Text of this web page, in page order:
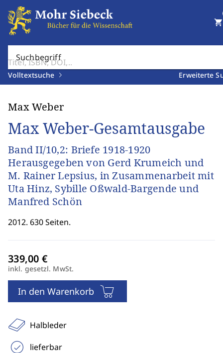
Suchbegriff
Volltextsuche Erweiterte
shopping_cart
Max Weber
Max Weber-Gesamtausgabe
Band II/10,2: Briefe 1918-1920
Herausgegeben von Gerd Krumeich und
M. Rainer Lepsius, in Zusammenarbeit mit
Uta Hinz, Sybille Oßwald-Bargende und
Manfred Schön
2012. 630 Seiten.
inkl. gesetzl. MwSt.
In den Warenkorb
Halbleder
lieferbar